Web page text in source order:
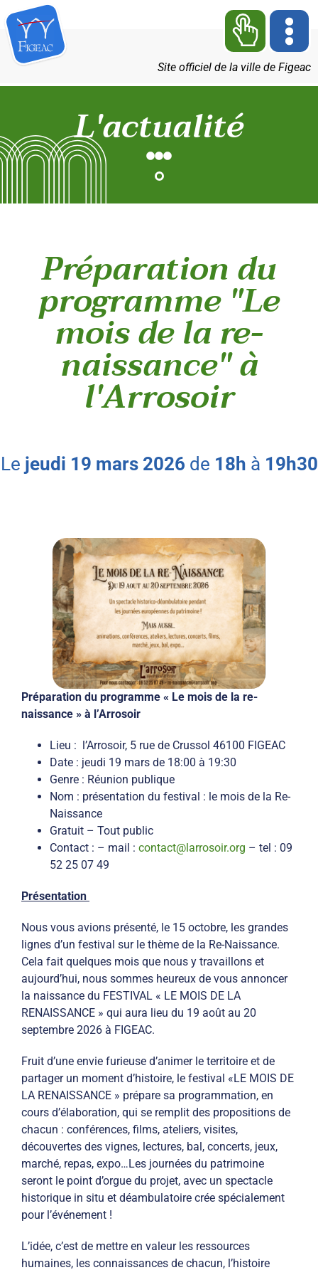
Site officiel de la ville de Figeac
L'actualité
Préparation du
programme "Le
mois de la re-
naissance" à
l'Arrosoir
le jeudi 19 mars 2026 de 18h à 19h30
Préparation du programme « Le mois de la re-
naissance » à l’Arrosoir
Lieu : l’Arrosoir, 5 rue de Crussol 46100 FIGEAC
Date : jeudi 19 mars de 18:00 à 19:30
Genre : Réunion publique
Nom : présentation du festival : le mois de la Re-
Naissance
Gratuit – Tout public
Contact : – mail : contact@larrosoir.org – tel : 09
52 25 07 49
Présentation
Nous vous avions présenté, le 15 octobre, les grandes
lignes d’un festival sur le thème de la Re-Naissance.
Cela fait quelques mois que nous y travaillons et
aujourd’hui, nous sommes heureux de vous annoncer
la naissance du FESTIVAL « LE MOIS DE LA
RENAISSANCE » qui aura lieu du 19 août au 20
septembre 2026 à FIGEAC.
Fruit d’une envie furieuse d’animer le territoire et de
partager un moment d’histoire, le festival «LE MOIS DE
LA RENAISSANCE » prépare sa programmation, en
cours d’élaboration, qui se remplit des propositions de
chacun : conférences, films, ateliers, visites,
découvertes des vignes, lectures, bal, concerts, jeux,
marché, repas, expo…Les journées du patrimoine
seront le point d’orgue du projet, avec un spectacle
historique in situ et déambulatoire crée spécialement
pour l’événement !
L’idée, c’est de mettre en valeur les ressources
humaines, les connaissances de chacun, l’histoire